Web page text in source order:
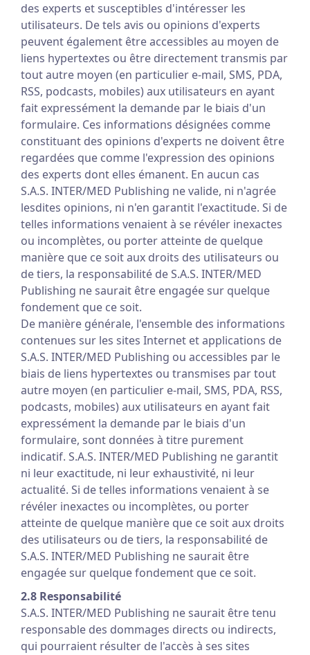
des experts et susceptibles d'intéresser les
utilisateurs. De tels avis ou opinions d'experts
peuvent également être accessibles au moyen de
liens hypertextes ou être directement transmis par
tout autre moyen (en particulier e-mail, SMS, PDA,
RSS, podcasts, mobiles) aux utilisateurs en ayant
fait expressément la demande par le biais d'un
formulaire. Ces informations désignées comme
constituant des opinions d'experts ne doivent être
regardées que comme l'expression des opinions
des experts dont elles émanent. En aucun cas
S.A.S. INTER/MED Publishing ne valide, ni n'agrée
lesdites opinions, ni n'en garantit l'exactitude. Si de
telles informations venaient à se révéler inexactes
ou incomplètes, ou porter atteinte de quelque
manière que ce soit aux droits des utilisateurs ou
de tiers, la responsabilité de S.A.S. INTER/MED
Publishing ne saurait être engagée sur quelque
fondement que ce soit.
De manière générale, l'ensemble des informations
contenues sur les sites Internet et applications de
S.A.S. INTER/MED Publishing ou accessibles par le
biais de liens hypertextes ou transmises par tout
autre moyen (en particulier e-mail, SMS, PDA, RSS,
podcasts, mobiles) aux utilisateurs en ayant fait
expressément la demande par le biais d'un
formulaire, sont données à titre purement
indicatif. S.A.S. INTER/MED Publishing ne garantit
ni leur exactitude, ni leur exhaustivité, ni leur
actualité. Si de telles informations venaient à se
révéler inexactes ou incomplètes, ou porter
atteinte de quelque manière que ce soit aux droits
des utilisateurs ou de tiers, la responsabilité de
S.A.S. INTER/MED Publishing ne saurait être
engagée sur quelque fondement que ce soit.
2.8 Responsabilité
S.A.S. INTER/MED Publishing ne saurait être tenu
responsable des dommages directs ou indirects,
qui pourraient résulter de l'accès à ses sites